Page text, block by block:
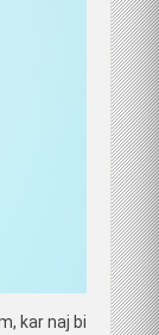
kar naj bi